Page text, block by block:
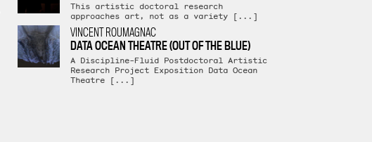
This artistic doctoral research
approaches art, not as a variety [...]
VINCENT ROUMAGNAC
DATA OCEAN THEATRE (OUT OF THE BLUE)
A Discipline-Fluid Postdoctoral Artistic
Research Project Exposition Data Ocean
Theatre [...]